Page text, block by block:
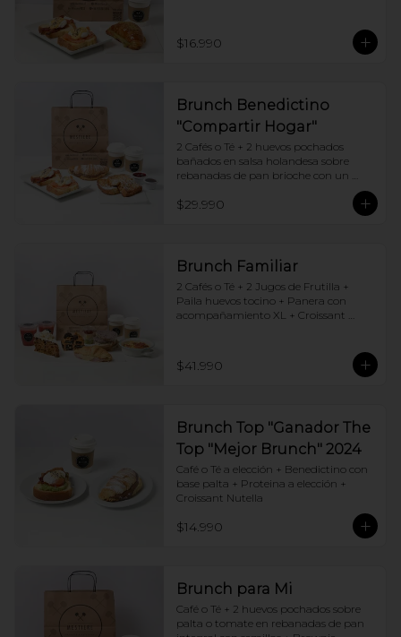
$16.990
Brunch Benedictino
"Compartir Hogar"
2 Cafés o Té + 2 huevos pochados
bañados en salsa holandesa sobre
rebanadas de pan brioche con un
ingrediente de tu elección + Tostadas
francesas + Croissant de tu elección
$29.990
Brunch Familiar
2 Cafés o Té + 2 Jugos de Frutilla +
Paila huevos tocino + Panera con
acompañamiento XL + Croissant
$41.990
Brunch Top "Ganador The
Top "Mejor Brunch" 2024
Café o Té a elección + Benedictino con
base palta + Proteina a elección +
Croissant Nutella
$14.990
Brunch para Mi
Café o Té + 2 huevos pochados sobre
palta o tomate en rebanadas de pan